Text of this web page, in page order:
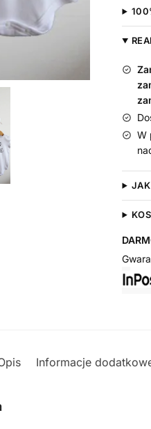
Syn
-
mamy
W
JAK
Informacje